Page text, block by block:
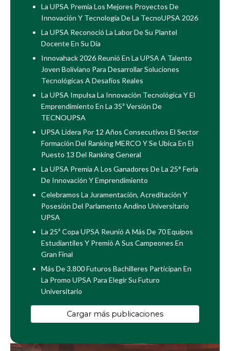
La UPSA Premia Los Mejores Proyectos De
Innovación Y Tecnología De La TecnoUPSA 2026
La UPSA Reconoció La Labor De Su Plantel
Docente En Su Día
Innovahack 2026 Reunió En La UPSA A Talento
Joven Boliviano Para Desarrollar Soluciones
Tecnológicas A Desafíos Reales
La UPSA Impulsa La Innovación Tecnológica Y El
Emprendimiento En La 35ª Versión De
TECNOUPSA
UPSA Lidera Por 12 Años Consecutivos El Sector
Formación Del Ranking MERCO Y Se Ubica En El
Puesto 13 Del Ranking General
La UPSA Premia A Los Ganadores De La 25° Feria
De Innovación Y Emprendimiento
Celebramos La Juramentación, Acreditación Y
Posesión Del Parlamento Andino Universitario
UPSA
La 25ª Copa UPSA Reunió A Más De 70 Equipos
Estudiantiles Y Premió A Sus Campeones En
Gran Final
Más De 3.800 Futuros Bachilleres Participan En
La Promo UPSA Para Elegir Su Futuro
Universitario
Cargar más publicaciones